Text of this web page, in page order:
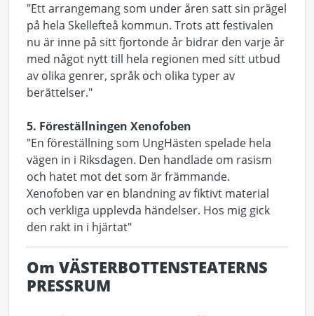
"Ett arrangemang som under åren satt sin prägel
på hela Skellefteå kommun. Trots att festivalen
nu är inne på sitt fjortonde år bidrar den varje år
med något nytt till hela regionen med sitt utbud
av olika genrer, språk och olika typer av
berättelser."
5. Föreställningen Xenofoben
"En föreställning som UngHästen spelade hela
vägen in i Riksdagen. Den handlade om rasism
och hatet mot det som är främmande.
Xenofoben var en blandning av fiktivt material
och verkliga upplevda händelser. Hos mig gick
den rakt in i hjärtat"
Om VÄSTERBOTTENSTEATERNS
PRESSRUM